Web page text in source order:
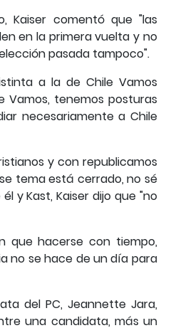
Kaiser comentó que "las
en la primera vuelta y no
pasada tampoco".
a la de Chile Vamos
tenemos posturas
necesariamente a Chile
y con republicamos
tema está cerrado, no sé
y Kast, Kaiser dijo que "no
que hacerse con tiempo,
no se hace de un día para
del PC, Jeannette Jara,
una candidata, más un